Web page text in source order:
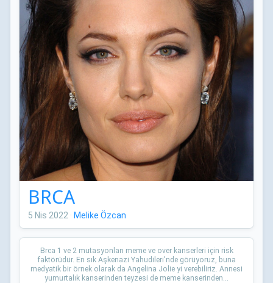
BRCA
5 Nis 2022 · Melike Özcan
Brca 1 ve 2 mutasyonları meme ve over kanserleri için risk
faktörüdür. En sık Aşkenazi Yahudileri'nde görüyoruz, buna
medyatik bir örnek olarak da Angelina Jolie yi verebiliriz. Annesi
yumurtalık kanserinden teyzesi de meme kanserinden...